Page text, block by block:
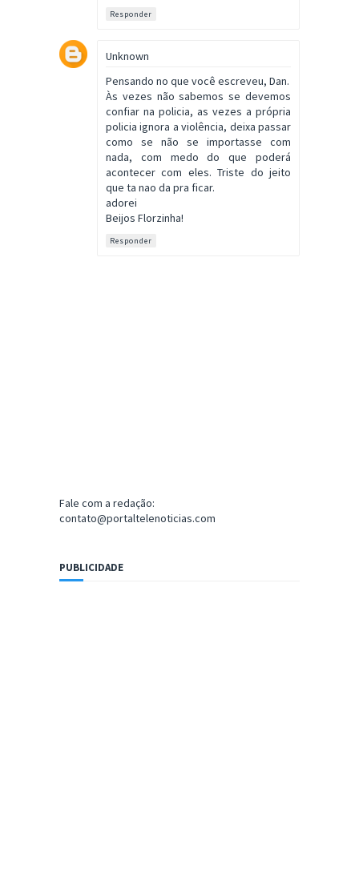
Responder
Unknown
Pensando no que você escreveu, Dan.
Às vezes não sabemos se devemos
confiar na policia, as vezes a própria
policia ignora a violência, deixa passar
como se não se importasse com
nada, com medo do que poderá
acontecer com eles. Triste do jeito
que ta nao da pra ficar.
adorei
Beijos Florzinha!
Responder
Fale com a redação:
contato@portaltelenoticias.com
PUBLICIDADE